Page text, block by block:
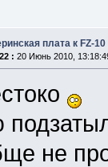
плата к FZ-10
: 20 Июнь 2010,
не